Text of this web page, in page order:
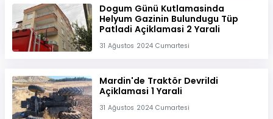
Dogum Günü Kutlamasinda
Helyum Gazinin Bulundugu Tüp
Patladi Açiklamasi 2 Yarali
31 Ağustos 2024 Cumartesi
Mardin'de Traktör Devrildi
Açiklamasi 1 Yarali
31 Ağustos 2024 Cumartesi